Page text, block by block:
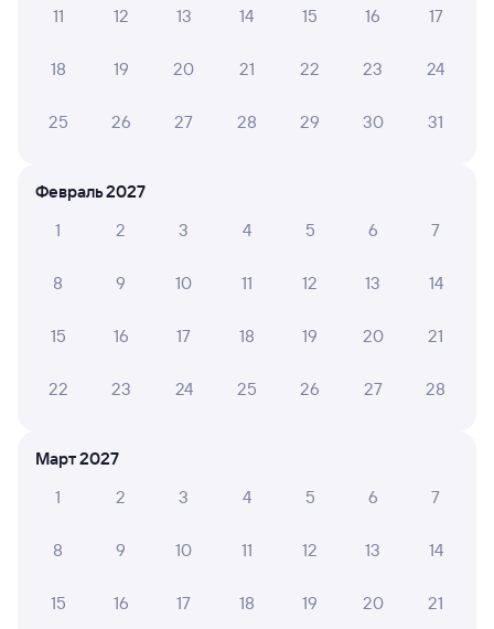
А ещё здесь можно найти
Обратные билеты из Шафраново в Ремонтную
11 12 13 14 15 16 17
18 19 20 21 22 23 24
25 26 27 28 29 30 31
Февраль 2027
1
2 3 4 5 6 7
8 9 10 11 12 13 14
15 16 17 18 19 20 21
22 23 24 25 26 27 28
Март 2027
1
2 3 4 5 6 7
8 9 10 11 12 13 14
15 16 17 18 19 20 21